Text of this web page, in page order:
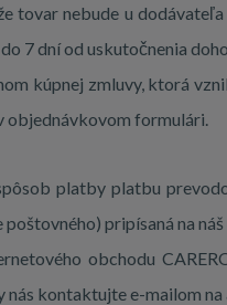
tovar nebude u
7 dní od uskutočnenia
kúpnej zmluvy, ktorá
objednávkovom formulári.
platby platbu
pripísaná na
obchodu
nás kontaktujte e-mailom na